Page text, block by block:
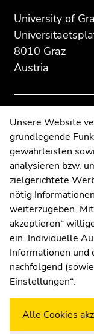
page
Additional
information:
University of
8010 Graz
Austria
Contact
Web Editors
Moodle
UNIGRAZonline
Imprint
Data Protection
Accessibility
Weatherstation
this
section.
sections
this
section.
sections
Unsere Website
grundlegende
gewährleisten
analysieren bzw.
zielgerichtete
nötig
weiterzugeben.
akzeptieren“
ein. Individuelle
Informationen
nachfolgend
Einstellungen“.
Alle Cookies